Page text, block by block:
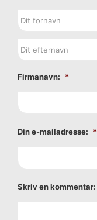
Firmanavn: *
Din e-mailadresse: *
Skriv en kommentar: